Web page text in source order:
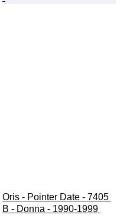
Oris - Pointer Date - 7405
B - Donna - 1990-1999